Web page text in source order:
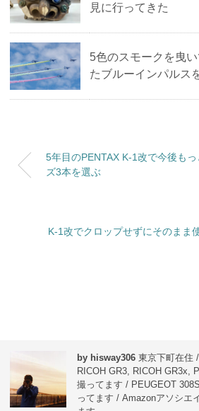
見に行ってきた
5色のスモークを曳
たブルーインパルス
5年目のPENTAX K-1改で今後も
ズ3本を選ぶ
K-1改でクロップせずにそのまま
by hisway306 東京下町在住
RICOH GR3, RICOH GR3x,
撮ってます / PEUGEOT
ってます / Amazonアソシエ